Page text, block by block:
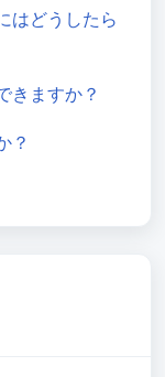
はどうしたら
きますか？
？